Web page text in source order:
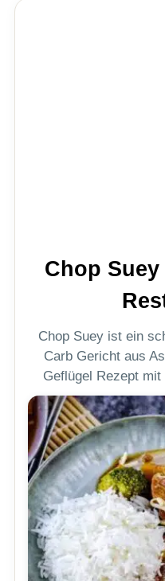
Chop
Chop Suey ist ein
Carb Gericht aus
Geflügel Rezept